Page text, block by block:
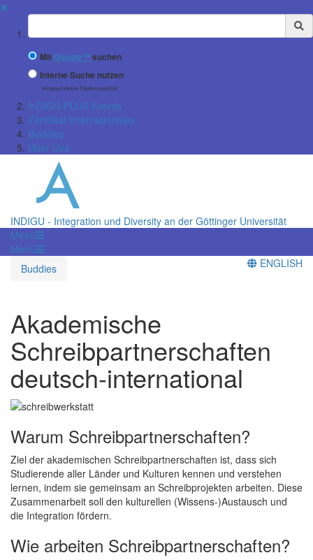
✖
Suchbegriff
Mit Google™ suchen
Interne Suche nutzen
(eingeschränkte Ergebnisqualität)
InDiGU-PLUS Events
Zertifikat Internationales
Buddies
Über Uns
INDIGU - Integration und Diversity an der Göttinger Universität
Menü
Menü
Buddies
ENGLISH
Akademische
Schreibpartnerschaften
deutsch-international
Warum Schreibpartnerschaften?
Ziel der akademischen Schreibpartnerschaften ist, dass sich
Studierende aller Länder und Kulturen kennen und verstehen
lernen, indem sie gemeinsam an Schreibprojekten arbeiten. Diese
Zusammenarbeit soll den kulturellen (Wissens-)Austausch und
die Integration fördern.
Wie arbeiten Schreibpartnerschaften?